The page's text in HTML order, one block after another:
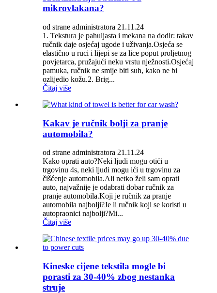
mikrovlakana?
od strane administratora 21.11.24
1. Tekstura je pahuljasta i mekana na dodir: takav
ručnik daje osjećaj ugode i uživanja.Osjeća se
elastično u ruci i lijepi se za lice poput proljetnog
povjetarca, pružajući neku vrstu nježnosti.Osjećaj
pamuka, ručnik ne smije biti suh, kako ne bi
ozlijedio kožu.2. Brig...
Čitaj više
Kakav je ručnik bolji za pranje
automobila?
od strane administratora 21.11.24
Kako oprati auto?Neki ljudi mogu otići u
trgovinu 4s, neki ljudi mogu ići u trgovinu za
čišćenje automobila.Ali netko želi sam oprati
auto, najvažnije je odabrati dobar ručnik za
pranje automobila.Koji je ručnik za pranje
automobila najbolji?Je li ručnik koji se koristi u
autopraonici najbolji?Mi...
Čitaj više
Kineske cijene tekstila mogle bi
porasti za 30-40% zbog nestanka
struje